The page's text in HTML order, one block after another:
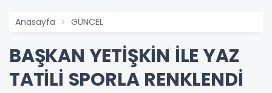
Anasayfa GÜNCEL
BAŞKAN YETİŞKİN İLE YAZ
TATİLİ SPORLA RENKLENDİ